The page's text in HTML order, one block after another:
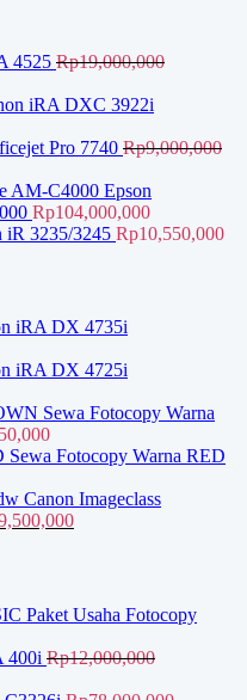
4525 Rp19,000,000
iRA DXC 3922i
Pro 7740 Rp9,000,000
Epson
Rp104,000,000
iR 3235/3245 Rp10,550,000
iRA DX 4735i
iRA DX 4725i
Sewa Fotocopy Warna
Rentang
harga:
hingga
Rp1,150,000
Sewa Fotocopy Warna RED
Canon Imageclass
Harga
Rp9,500,000.
Paket Usaha Fotocopy
400i Rp12,000,000